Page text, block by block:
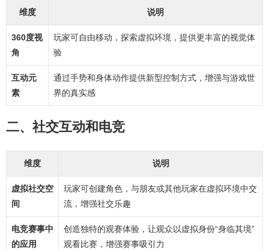
维度 说明
360度视
角
玩家可自由移动，探索虚拟环境，提供更丰富的视觉体
验
互动元
素
通过手势和身体动作提供新型控制方式，增强与游戏世
界的真实感
二、社交互动和电竞
维度 说明
虚拟社交空
间
玩家可创建角色，与朋友或其他玩家在虚拟环境中交
流，增强社交乐趣
电竞赛事中
的应用
创造独特的观赛体验，让观众以虚拟身份“身临其境”
观看比赛，增强赛事吸引力